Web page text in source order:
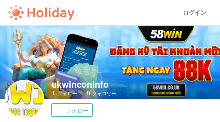
ログイン
ukwinconinfo
0フォロー 0フォロワー
フォロー